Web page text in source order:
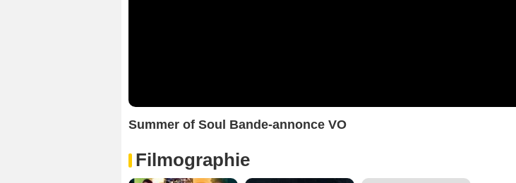
Summer of Soul Bande-annonce VO
Filmographie